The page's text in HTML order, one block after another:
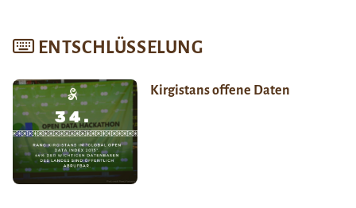
ENTSCHLÜSSELUNG
Kirgistans offene Daten